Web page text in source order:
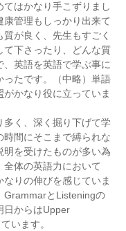
はかなり手こずりまし
管理もしっかり出来て
が良く、先生もすごく
下さったり、どんな質
、英語を英語で学ぶ事に
ったです。（中略）単語
がかなり役に立っていま
く、深く掘り下げて学
間にそこまで縛られな
を受けたものが多い為
体の英語力において
りの伸びを感じていま
GrammarとListeningの
日からはUpper
います。